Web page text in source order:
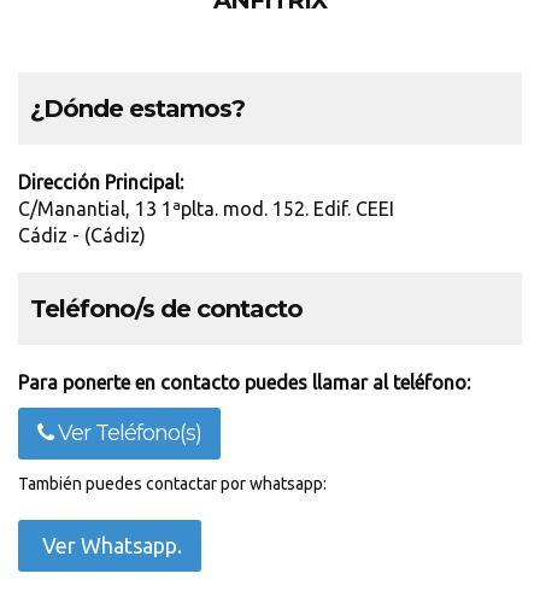
¿Dónde estamos?
Dirección Principal:
C/Manantial, 13 1ªplta. mod. 152. Edif. CEEI
Cádiz - (Cádiz)
Teléfono/s de contacto
Para ponerte en contacto puedes llamar al teléfono:
Ver Teléfono(s)
También puedes contactar por whatsapp:
Ver Whatsapp.